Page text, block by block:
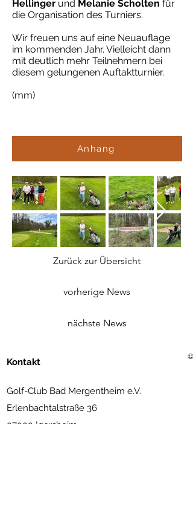
Hellinger und Melanie Scholten für
die Organisation des Turniers.
Wir freuen uns auf eine Neuauflage
im kommenden Jahr. Vielleicht dann
mit deutlich mehr Teilnehmern bei
diesem gelungenen Auftaktturnier.
(mm)
Anhang
Zurück zur Übersicht
vorherige News
nächste News
Kontakt
Golf-Club Bad Mergentheim e.V.
Erlenbachtalstraße 36
97999 Igersheim